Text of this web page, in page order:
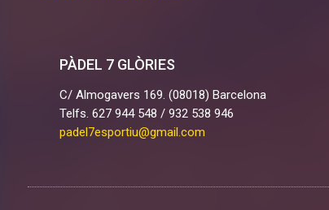
PÀDEL 7 GLÒRIES
C/ Almogavers 169. (08018) Barcelona
Telfs. 627 944 548 / 932 538 946
padel7esportiu@gmail.com